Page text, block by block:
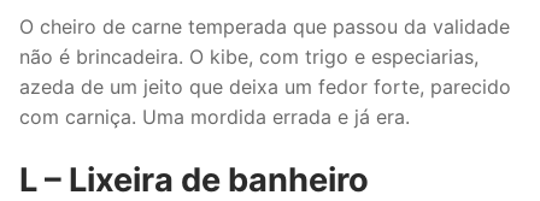
O cheiro de carne temperada que passou da validade
não é brincadeira. O kibe, com trigo e especiarias,
azeda de um jeito que deixa um fedor forte, parecido
com carniça. Uma mordida errada e já era.
L – Lixeira de banheiro